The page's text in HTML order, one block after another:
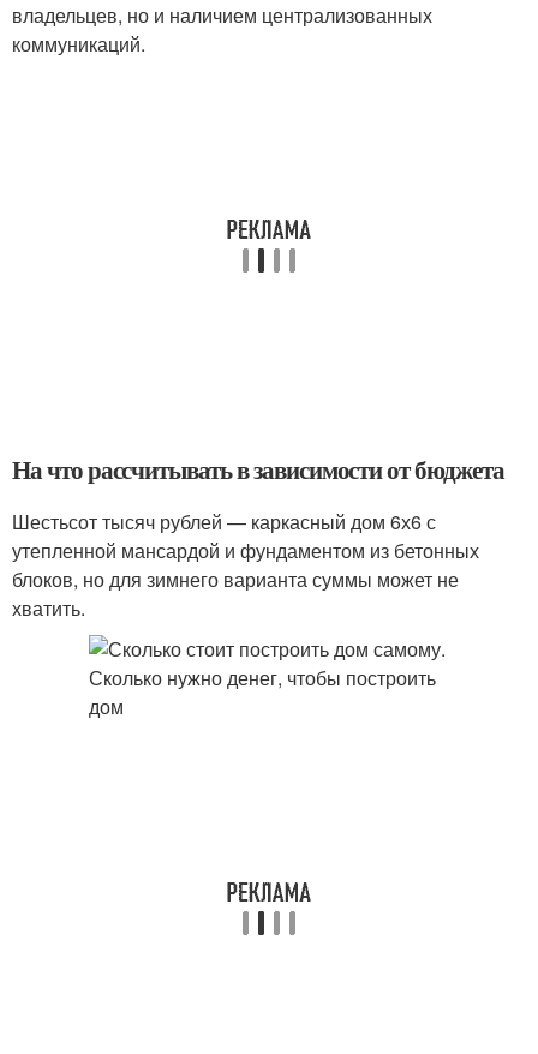
владельцев, но и наличием централизованных
коммуникаций.
На что рассчитывать в зависимости от бюджета
Шестьсот тысяч рублей — каркасный дом 6х6 с
утепленной мансардой и фундаментом из бетонных
блоков, но для зимнего варианта суммы может не
хватить.